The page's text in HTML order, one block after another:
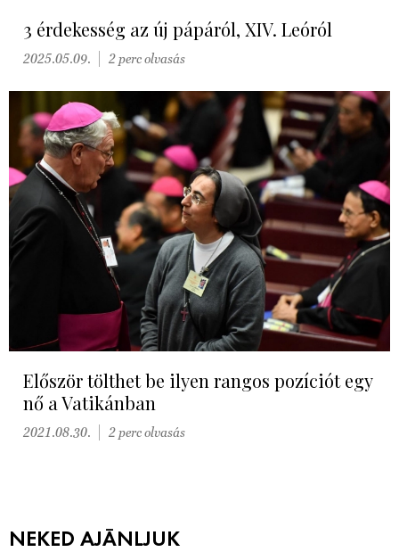
3 érdekesség az új pápáról, XIV. Leóról
2025.05.09. 2 perc olvasás
Először tölthet be ilyen rangos pozíciót egy
nő a Vatikánban
2021.08.30. 2 perc olvasás
NEKED AJÁNLJUK